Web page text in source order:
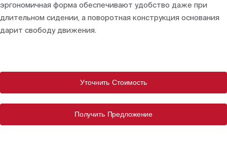
эргономичная форма обеспечивают удобство даже при
длительном сидении, а поворотная конструкция основания
дарит свободу движения.
Уточнить Стоимость
Получить Предложение